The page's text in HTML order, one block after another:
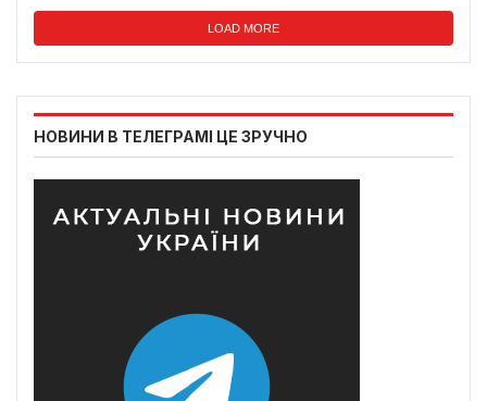
LOAD MORE
НОВИНИ В ТЕЛЕГРАМІ ЦЕ ЗРУЧНО